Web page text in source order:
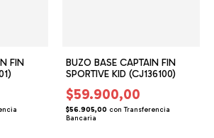
FIN
BUZO BASE CAPTAIN FIN
SPORTIVE KID (CJ136100)
$59.900,00
$56.905,00 con Transferencia
Bancaria